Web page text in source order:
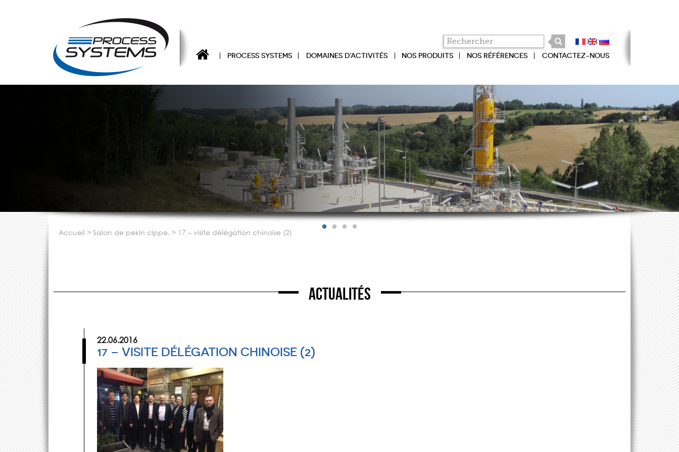
PROCESS SYSTEMS DOMAINES D’ACTIVITÉS NOS PRODUITS NOS RÉFÉRENCES CONTACTEZ-NOUS
accueil > salon de pekin cippe. > 17 – visite délégation chinoise (2)
Actualités
22.06.2016
17 – VISITE DÉLÉGATION CHINOISE (2)